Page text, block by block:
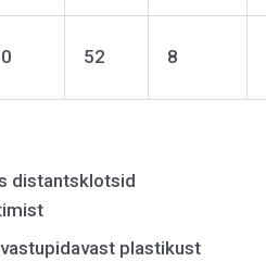
52 8
distantsklotsid
plastikust